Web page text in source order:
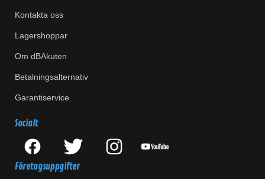
Kontakta oss
Lagershoppar
Om dBAkuten
Betalningsalternativ
Garantiservice
Socialt
Företagsuppgifter